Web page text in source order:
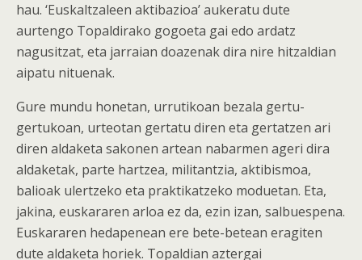
hau. ‘Euskaltzaleen aktibazioa’ aukeratu dute
aurtengo Topaldirako gogoeta gai edo ardatz
nagusitzat, eta jarraian doazenak dira nire hitzaldian
aipatu nituenak.
Gure mundu honetan, urrutikoan bezala gertu-
gertukoan, urteotan gertatu diren eta gertatzen ari
diren aldaketa sakonen artean nabarmen ageri dira
aldaketak, parte hartzea, militantzia, aktibismoa,
balioak ulertzeko eta praktikatzeko moduetan. Eta,
jakina, euskararen arloa ez da, ezin izan, salbuespena.
Euskararen hedapenean ere bete-betean eragiten
dute aldaketa horiek. Topaldian aztergai